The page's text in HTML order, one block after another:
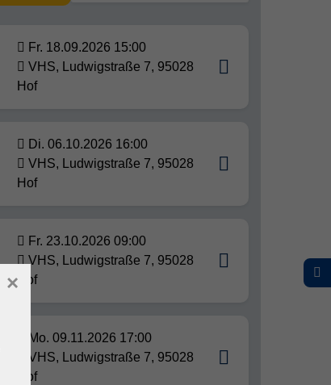
Fr. 18.09.2026 15:00
VHS, Ludwigstraße 7, 95028
Hof
Di. 06.10.2026 16:00
VHS, Ludwigstraße 7, 95028
Hof
Fr. 23.10.2026 09:00
VHS, Ludwigstraße 7, 95028
Hof
Mo. 09.11.2026 17:00
VHS, Ludwigstraße 7, 95028
Hof
×